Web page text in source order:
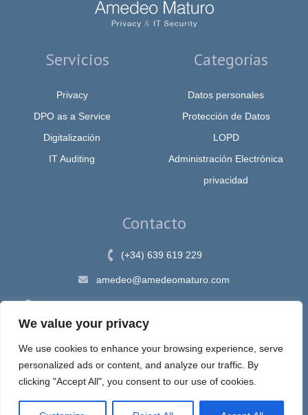
We value your privacy
We use cookies to enhance your browsing experience, serve
personalized ads or content, and analyze our traffic. By
clicking "Accept All", you consent to our use of cookies.
Servicios
Privacy
DPO as a Service
Digitalización
IT Auditing
Categorías
Datos personales
Protección de Datos
LOPD
Administración Electrónica
privacidad
Contacto
(+34) 639 619 229
amedeo@amedeomaturo.com
Av. Rambla Méndez Núnez, 12, Alicante 03002, España
Aviso Legal|Política de Privacidad|Política de cookies